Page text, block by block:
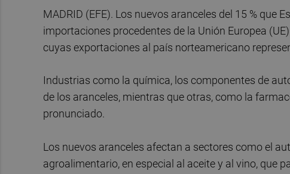
MADRID (EFE). Los nuevos aranceles del 15 % que
importaciones procedentes de la Unión Europea
cuyas exportaciones al país norteamericano
Industrias como la química, los componentes de
de los aranceles, mientras que otras, como la
pronunciado.
Los nuevos aranceles afectan a sectores como el
agroalimentario, en especial al aceite y al vino, que